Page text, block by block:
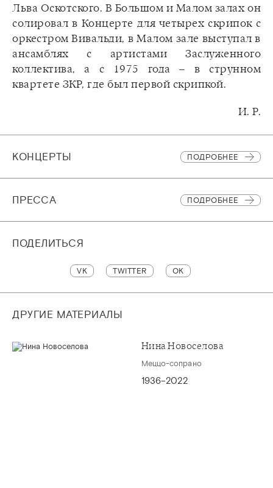
Льва Оскотского. В Большом и Малом залах он
солировал в Концерте для четырех скрипок с
оркестром Вивальди, в Малом зале выступал в
ансамблях с артистами Заслуженного
коллектива, а с 1975 года – в струнном
квартете ЗКР, где был первой скрипкой.
И. Р.
КОНЦЕРТЫ ПОДРОБНЕЕ
ПРЕССА ПОДРОБНЕЕ
ПОДЕЛИТЬСЯ
VK TWITTER OK
ДРУГИЕ МАТЕРИАЛЫ
Нина Новоселова
Меццо-сопрано
1936–2022